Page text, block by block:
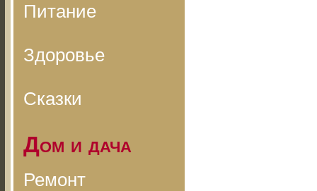
Питание
Здоровье
Сказки
Дом и дача
Ремонт